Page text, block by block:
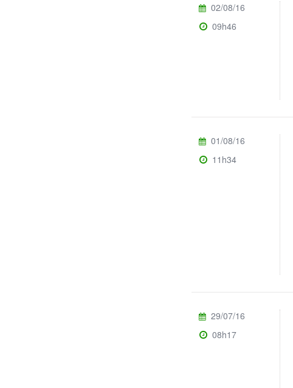
02/08/16
09h46
01/08/16
11h34
29/07/16
08h17